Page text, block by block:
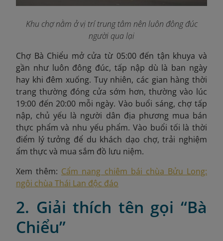
Khu chợ nằm ở vị trí trung tâm nên luôn đông đúc
người qua lại
Chợ Bà Chiểu mở cửa từ 05:00 đến tận khuya và
gần như luôn đông đúc, tấp nập dù là ban ngày
hay khi đêm xuống. Tuy nhiên, các gian hàng thời
trang thường đóng cửa sớm hơn, thường vào lúc
19:00 đến 20:00 mỗi ngày. Vào buổi sáng, chợ tấp
nập, chủ yếu là người dân địa phương mua bán
thực phẩm và nhu yếu phẩm. Vào buổi tối là thời
điểm lý tưởng để du khách dạo chợ, trải nghiệm
ẩm thực và mua sắm đồ lưu niệm.
Xem thêm: Cẩm nang chiêm bái chùa Bửu Long:
ngôi chùa Thái Lan độc đáo
2. Giải thích tên gọi “Bà
Chiểu”